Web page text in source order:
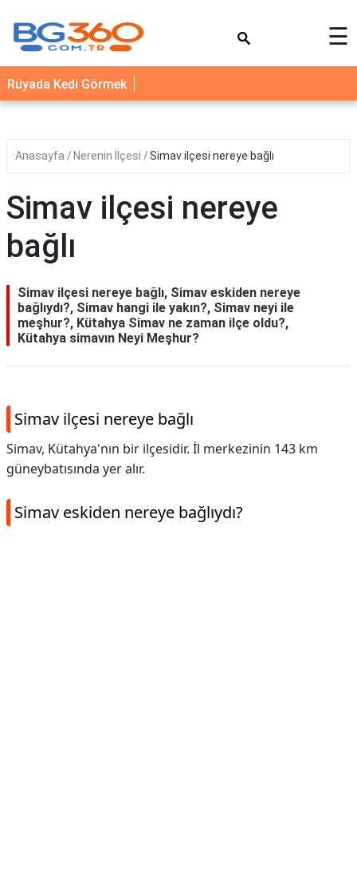
YEMEK
TARİFLERİ
SAĞLIK
İLETİŞİM
☰
Rüyada Kedi Görmek
Anasayfa Nerenin İlçesi Simav ilçesi nereye bağlı
Simav ilçesi nereye
bağlı
Simav ilçesi nereye bağlı, Simav eskiden nereye
bağlıydı?, Simav hangi ile yakın?, Simav neyi ile
meşhur?, Kütahya Simav ne zaman ilçe oldu?,
Kütahya simavın Neyi Meşhur?
Simav ilçesi nereye bağlı
Simav, Kütahya'nın bir ilçesidir. İl merkezinin 143 km
güneybatısında yer alır.
Simav eskiden nereye bağlıydı?